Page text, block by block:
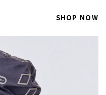
SHOP NOW